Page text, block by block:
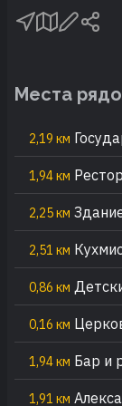
Места
2,19 км
1,94 км
2,25 км
2,51 км
0,86 км
0,16 км
1,94 км Бар и
1,91 км